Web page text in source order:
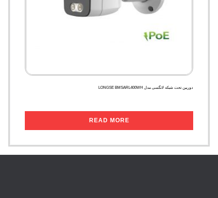
دوربین تحت شبکه لانگسی مدل LONGSE BMSARL400WH
READ MORE